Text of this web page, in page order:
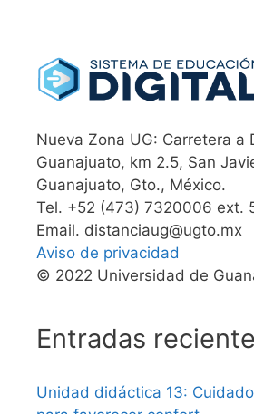
Nueva Zona UG: Carretera a
Guanajuato, km 2.5, San
Guanajuato, Gto., México.
Tel. +52 (473) 7320006 ext.
Email. distanciaug@ugto.mx
Aviso de privacidad
© 2022 Universidad de
Entradas
Unidad didáctica 13: